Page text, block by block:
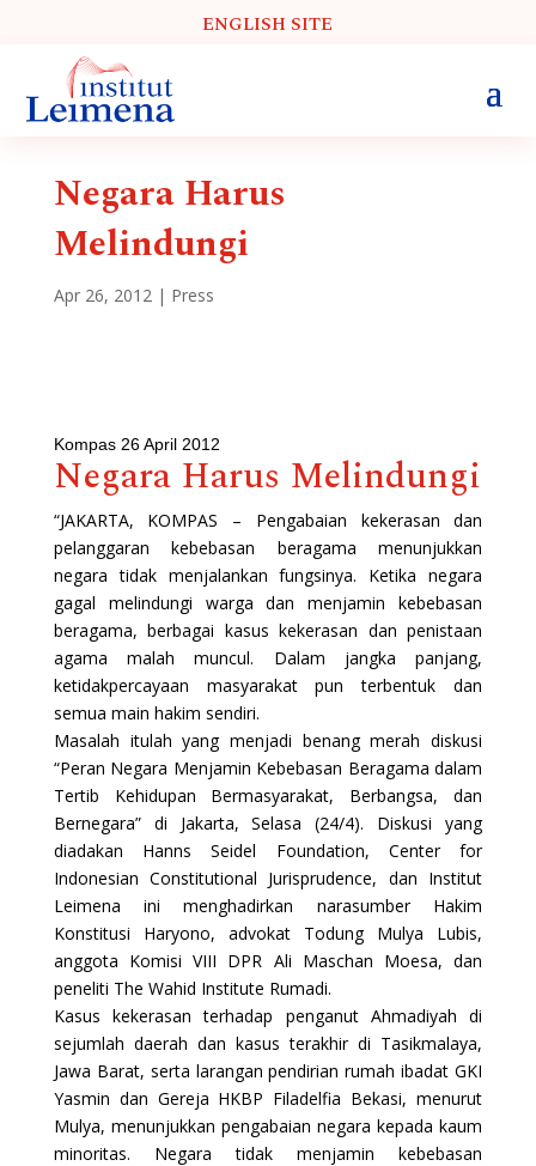
ENGLISH SITE
Negara Harus
Melindungi
Apr 26, 2012 | Press
Kompas 26 April 2012
Negara Harus Melindungi
“JAKARTA, KOMPAS – Pengabaian kekerasan dan
pelanggaran kebebasan beragama menunjukkan
negara tidak menjalankan fungsinya. Ketika negara
gagal melindungi warga dan menjamin kebebasan
beragama, berbagai kasus kekerasan dan penistaan
agama malah muncul. Dalam jangka panjang,
ketidakpercayaan masyarakat pun terbentuk dan
semua main hakim sendiri.
Masalah itulah yang menjadi benang merah diskusi
“Peran Negara Menjamin Kebebasan Beragama dalam
Tertib Kehidupan Bermasyarakat, Berbangsa, dan
Bernegara” di Jakarta, Selasa (24/4). Diskusi yang
diadakan Hanns Seidel Foundation, Center for
Indonesian Constitutional Jurisprudence, dan Institut
Leimena ini menghadirkan narasumber Hakim
Konstitusi Haryono, advokat Todung Mulya Lubis,
anggota Komisi VIII DPR Ali Maschan Moesa, dan
peneliti The Wahid Institute Rumadi.
Kasus kekerasan terhadap penganut Ahmadiyah di
sejumlah daerah dan kasus terakhir di Tasikmalaya,
Jawa Barat, serta larangan pendirian rumah ibadat GKI
Yasmin dan Gereja HKBP Filadelfia Bekasi, menurut
Mulya, menunjukkan pengabaian negara kepada kaum
minoritas. Negara tidak menjamin kebebasan